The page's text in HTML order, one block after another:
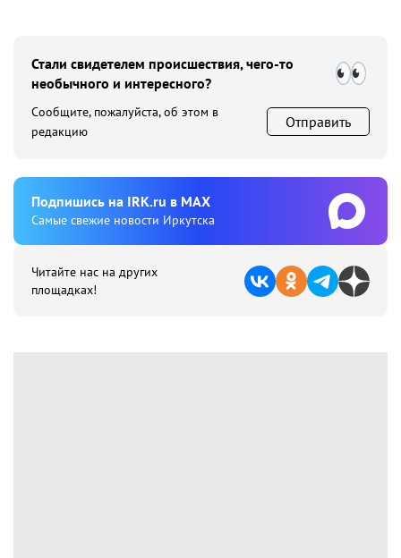
Стали свидетелем происшествия, чего-то
необычного и интересного?
Сообщите, пожалуйста, об этом в
редакцию
Отправить
Подпишиcь на IRK.ru в MAX
Cамые свежие новости Иркутска
Читайте нас на других
площадках!